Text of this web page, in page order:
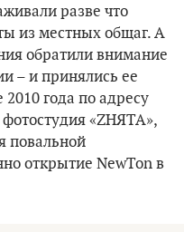
разве что
из местных общаг. А
обратили внимание
– и принялись ее
года по адресу
«ZНЯТА»,
повальной
открытие NewTon в